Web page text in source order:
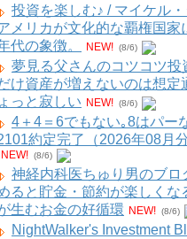
投資を楽しむ♪ / マイケル・
メリカが文化的な覇権国家
代の象徴。
NEW! (8/6)
夢見る父さんのコツコツ投
け資産が増えないのは想定
ょっと寂しい NEW! (8/6)
4＋4＝6でもない｡8はパー
約定完了（2026年08月
NEW! (8/6)
神経内科医ちゅり男のブロ
ると貯金・節約が楽しくな
生むお金の好循環 NEW! (8/6)
NightWalker's Investment